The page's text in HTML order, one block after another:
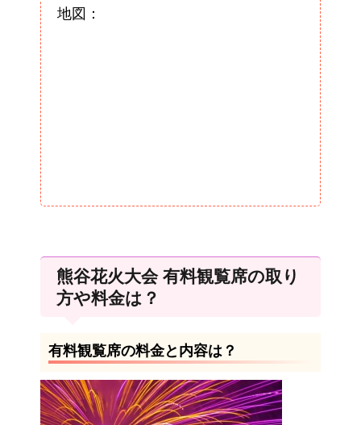
地図：
熊谷花火大会 有料観覧席の取り
方や料金は？
有料観覧席の料金と内容は？